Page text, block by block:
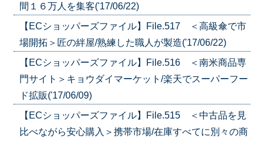
間１６万人を集客('17/06/22)
【ECショッパーズファイル】File.517 ＜高級傘で市
場開拓＞匠の絆屋/熟練した職人が製造('17/06/22)
【ECショッパーズファイル】File.516 ＜南米商品専
門サイト＞キョウダイマーケット/楽天でスーパーフー
ド拡販('17/06/09)
【ECショッパーズファイル】File.515 ＜中古品を見
比べながら安心購入＞携帯市場/在庫すべてに別々の商